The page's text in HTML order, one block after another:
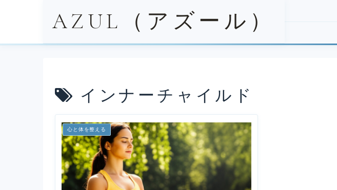
AZUL（アズール）
インナーチャイルド
心と体を整える